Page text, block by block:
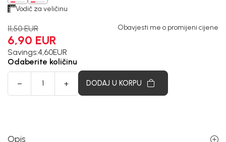
Vodič za veličinu
11,50 EUR
6,90 EUR
Savings:4,60EUR
Obavjesti me o promijeni cijene
Odaberite količinu
DODAJ U KORPU
Opis